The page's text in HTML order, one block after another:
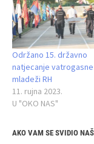
Održano 15. državno
natjecanje vatrogasne
mladeži RH
11. rujna 2023.
U "OKO NAS"
AKO VAM SE SVIDIO